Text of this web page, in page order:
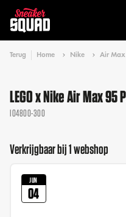
Terug Home Nike Air
LEGO x Nike Air Max 95
IO4800-300
Verkrijgbaar bij 1 webshop
JUN
04